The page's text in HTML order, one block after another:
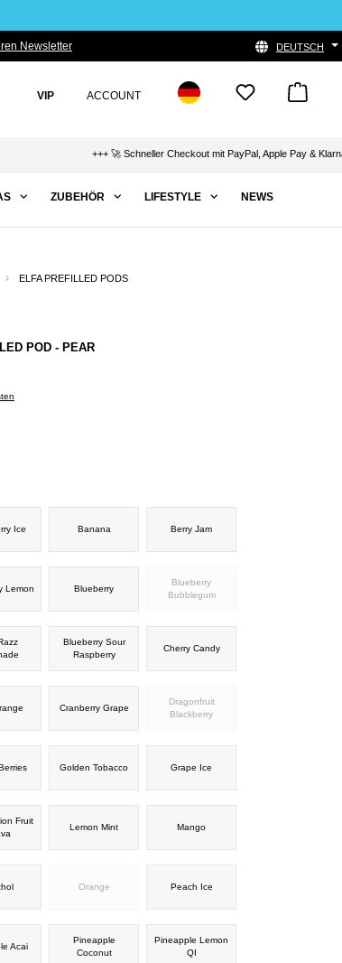
Newsletter DEUTSCH
VIP ACCOUNT
+++ 🚀 Schneller Checkout mit PayPal, Apple Pay & Klarna
ZUBEHÖR LIFESTYLE NEWS
ELFA PREFILLED PODS
POD - PEAR
Ice Banana Berry Jam
Lemon Blueberry
Blueberry
Bubblegum
Blueberry Sour
Raspberry
Cherry Candy
Cranberry Grape
Dragonfruit
Blackberry
Golden Tobacco Grape Ice
Fruit
Lemon Mint Mango
Orange Peach Ice
Acai
Pineapple
Coconut
Pineapple Lemon
QI